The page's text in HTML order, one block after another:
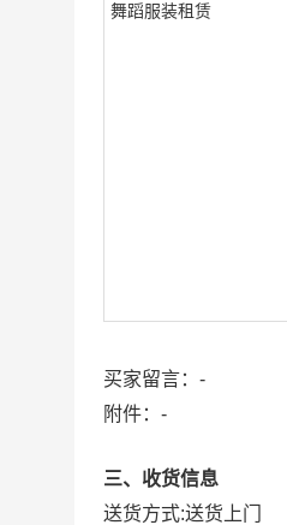
舞蹈服装租赁
买家留言：-
附件： -
三、收货信息
送货方式:送货上门